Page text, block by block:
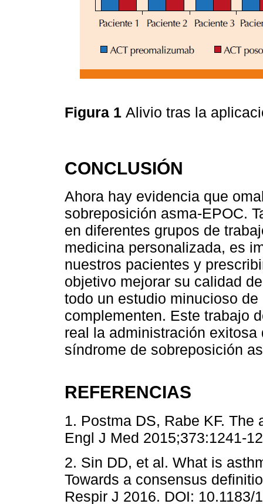
Figura 1 Alivio tras la
CONCLUSIÓN
Ahora hay evidencia que
sobreposición asma-EPOC.
en diferentes grupos de
medicina personalizada, es
nuestros pacientes y
objetivo mejorar su calidad
todo un estudio minucioso
complementen. Este trabajo
real la administración
síndrome de sobreposición
REFERENCIAS
1. Postma DS, Rabe KF.
Engl J Med 2015;373:1241-
2. Sin DD, et al. What is
Towards a consensus
Respir J 2016. DOI: